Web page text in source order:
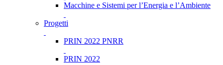
Macchine e Sistemi per l’Energia e l’Ambiente
Progetti
PRIN 2022 PNRR
PRIN 2022